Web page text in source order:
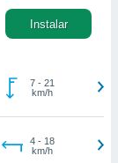
Instalar
7- 21
km/h
4- 18
km/h